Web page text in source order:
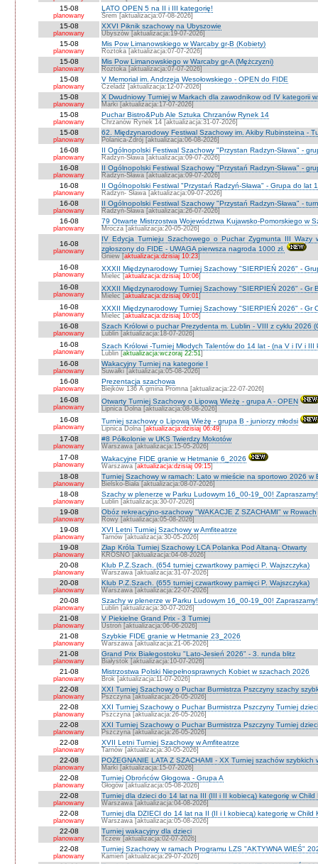
15-08
planowany
LATO OPEN 5 na II i III kategorię!
Śrem [aktualizacja:07-08-2026]
15-08
planowany
XXVI Piknik szachowy na Ubyszowie
Ubyszów [aktualizacja:19-07-2026]
15-08
planowany
Mis Pow Limanowskiego w Warcaby gr-B (Kobiety)
Roztoka [aktualizacja:07-07-2026]
15-08
planowany
Mis Pow Limanowskiego w Warcaby gr-A (Mężczyzni)
Roztoka [aktualizacja:07-07-2026]
15-08
planowany
V Memoriał im. Andrzeja Wesołowskiego - OPEN do FIDE
Czeladź [aktualizacja:12-07-2026]
15-08
planowany
X Dwudniowy Turniej w Markach dla zawodnikow od IV kategorii
Marki [aktualizacja:17-07-2026]
15-08
planowany
Puchar Bistro&Pub Ale Sztuka Chrzanów Rynek 14
Chrzanów Rynek 14 [aktualizacja:31-07-2026]
15-08
planowany
62. Międzynarodowy Festiwal Szachowy im. Akiby Rubinsteina -
Polanica-Zdrój [aktualizacja:06-08-2026]
16-08
planowany
II Ogólnopolski Festiwal Szachowy "Przystan Radzyn-Sława" -
Radzyn-Sława [aktualizacja:09-07-2026]
16-08
planowany
II Ogólnopolski Festiwal Szachowy "Przystań Radzyn-Sława" -
Radzyn-Sława [aktualizacja:09-07-2026]
16-08
planowany
II Ogólnopolski Festiwal "Przystań Radzyń-Sława" - Grupa do lat
Radzyn- Sława [aktualizacja:09-07-2026]
16-08
planowany
II Ogólnopolski Festiwal Szachowy "Przystań Radzyn-Sława" -
Radzyń-Sława [aktualizacja:26-07-2026]
16-08
planowany
79 Otwarte Mistrzostwa Województwa Kujawsko-Pomorskiego w
Mrocza [aktualizacja:20-05-2026]
16-08
planowany
IV Edycja Turnieju Szachowego o Puchar Zygmunta III Wazy
zgłoszony do FIDE - UWAGA pierwsza nagroda 1000 zł.
Gniew [aktualizacja:dzisiaj 10:23]
16-08
planowany
XXXII Międzynarodowy Turniej Szachowy "SIERPIEŃ 2026" -
Mielec [aktualizacja:dzisiaj 10:06]
16-08
planowany
XXXII Międzynarodowy Turniej Szachowy "SIERPIEŃ 2026" - Gr
Mielec [aktualizacja:dzisiaj 09:01]
16-08
planowany
XXXII Międzynarodowy Turniej Szachowy "SIERPIEŃ 2026" - Gr
Mielec [aktualizacja:dzisiaj 10:05]
16-08
planowany
Szach Królowi o puchar Prezydenta m. Lublin - VIII z cyklu 2026
Lublin [aktualizacja:18-07-2026]
16-08
planowany
Szach Królowi -Turniej Młodych Talentów do 14 lat - (na V i IV i III
Lublin [aktualizacja:wczoraj 22:51]
16-08
planowany
Wakacyjny Turniej na kategorie I
Suwałki [aktualizacja:05-08-2026]
16-08
planowany
Prezentacja szachowa
Biejków 136 A gmina Promna [aktualizacja:22-07-2026]
16-08
planowany
Otwarty Turniej Szachowy o Lipową Wieżę - grupa A - OPEN
Lipnica Dolna [aktualizacja:08-08-2026]
16-08
planowany
Turniej szachowy o Lipową Wieżę - grupa B - juniorzy młodsi
Lipnica Dolna [aktualizacja:dzisiaj 06:49]
17-08
planowany
#8 Półkolonie w UKS Twierdzy Mokotów
Warszawa [aktualizacja:15-05-2026]
17-08
planowany
Wakacyjne FIDE granie w Hetmanie 6_2026
Warszawa [aktualizacja:dzisiaj 09:15]
18-08
planowany
Turniej Szachowy w ramach: Lato w mieście na sportowo 2026 w
Bielsko-Biała [aktualizacja:08-07-2026]
18-08
planowany
Szachy w plenerze w Parku Ludowym 16_00-19_00! Zapraszamy!
Lublin [aktualizacja:30-07-2026]
19-08
planowany
Obóz rekreacyjno-szachowy "WAKACJE Z SZACHAMI" w Rowach
Rowy [aktualizacja:05-08-2026]
19-08
planowany
XVI Letni Turniej Szachowy w Amfiteatrze
Tarnów [aktualizacja:30-05-2026]
19-08
planowany
Złap Króla Turniej Szachowy LCA Polanka Pod Altaną- Otwarty
KROSNO [aktualizacja:04-08-2026]
20-08
planowany
Klub P.Z.Szach. (654 turniej czwartkowy pamięci P. Wajszczyka)
Warszawa [aktualizacja:31-07-2026]
20-08
planowany
Klub P.Z.Szach. (655 turniej czwartkowy pamięci P. Wajszczyka)
Warszawa [aktualizacja:22-07-2026]
20-08
planowany
Szachy w plenerze w Parku Ludowym 16_00-19_00! Zapraszamy!
Lublin [aktualizacja:30-07-2026]
21-08
planowany
V Piekielne Grand Prix - 3 Turniej
Ustroń [aktualizacja:06-06-2026]
21-08
planowany
Szybkie FIDE granie w Hetmanie 23_2026
Warszawa [aktualizacja:21-06-2026]
21-08
planowany
Grand Prix Białegostoku "Lato-Jesień 2026" - 3. runda blitz
Białystok [aktualizacja:10-07-2026]
21-08
planowany
Mistrzostwa Polski Niepełnosprawnych Kobiet w szachach 2026
Brok [aktualizacja:11-07-2026]
22-08
planowany
XXI Turniej Szachowy o Puchar Burmistrza Pszczyny szachy
Pszczyna [aktualizacja:26-05-2026]
22-08
planowany
XXI Turniej Szachowy o Puchar Burmistrza Pszczyny Turniej
Pszczyna [aktualizacja:26-05-2026]
22-08
planowany
XXI Turniej Szachowy o Puchar Burmistrza Pszczyny Turniej
Pszczyna [aktualizacja:26-05-2026]
22-08
planowany
XVII Letni Turniej Szachowy w Amfiteatrze
Tarnów [aktualizacja:30-05-2026]
22-08
planowany
POŻEGNANIE LATA Z SZACHAMI - XX Turniej szachów szybkich
Marki [aktualizacja:15-07-2026]
22-08
planowany
Turniej Obrońców Głogowa - Grupa A
Głogów [aktualizacja:05-08-2026]
22-08
planowany
Turniej dla dzieci do 14 lat na III (III i II kobiecą) kategorię w Child
Warszawa [aktualizacja:04-08-2026]
22-08
planowany
Turniej dla DZIECI do 14 lat na II (II i I kobiecą) kategorię w Child
Warszawa [aktualizacja:05-08-2026]
22-08
planowany
Turniej wakacyjny dla dzieci
Tczew [aktualizacja:02-07-2026]
22-08
planowany
Turniej Szachowy w ramach Programu LZS "AKTYWNA WIEŚ"
Kamień [aktualizacja:29-07-2026]